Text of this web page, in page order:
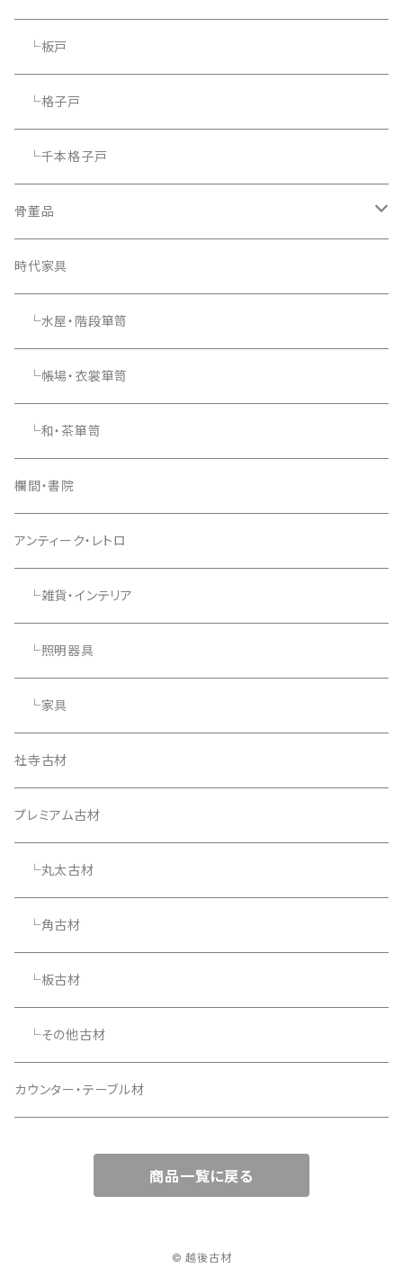
└板戸
└格子戸
└千本格子戸
骨董品
骨董品
時代家具
└水屋・階段箪笥
└帳場・衣裳箪笥
└和・茶箪笥
欄間・書院
アンティーク・レトロ
└雑貨・インテリア
└照明器具
└家具
社寺古材
プレミアム古材
└丸太古材
└角古材
└板古材
└その他古材
カウンター・テーブル材
商品一覧に戻る
© 越後古材